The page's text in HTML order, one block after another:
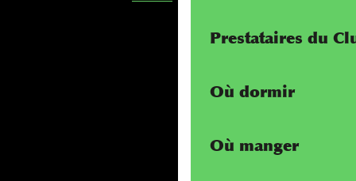
Prestataires du
Où dormir
Où manger